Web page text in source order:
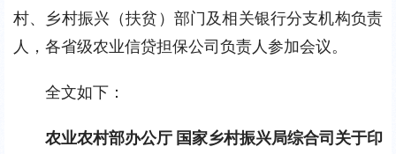
村、乡村振兴（扶贫）部门及相关银行分支机构负责
人，各省级农业信贷担保公司负责人参加会议。
全文如下：
农业农村部办公厅 国家乡村振兴局综合司关于印